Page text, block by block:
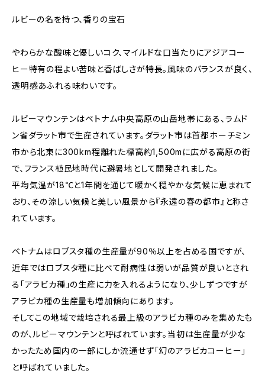
ルビーの名を持つ、香りの宝石
やわらかな酸味と優しいコク、マイルドな口当たりにアジアコー
ヒー特有の程よい苦味と香ばしさが特長。風味のバランスが良く、
透明感あふれる味わいです。
ルビーマウンテンはベトナム中央高原の山岳地帯にある、ラムド
ン省ダラット市で生産されています。ダラット市は首都ホーチミン
市から北東に300km程離れた標高約1,500mに広がる高原の街
で、フランス植民地時代に避暑地として開発されました。
平均気温が18℃と1年間を通じて暖かく穏やかな気候に恵まれて
おり、その涼しい気候と美しい風景から『永遠の春の都市』と称さ
れています。
ベトナムはロブスタ種の生産量が90％以上を占める国ですが、
近年ではロブスタ種に比べて耐病性は弱いが品質が良いとされ
る「アラビカ種」の生産に力を入れるようになり、少しずつですが
アラビカ種の生産量も増加傾向にあります。
そしてこの地域で栽培される最上級のアラビカ種のみを集めたも
のが、ルビーマウンテンと呼ばれています。当初は生産量が少な
かったため国内の一部にしか流通せず「幻のアラビカコーヒー」
と呼ばれていました。